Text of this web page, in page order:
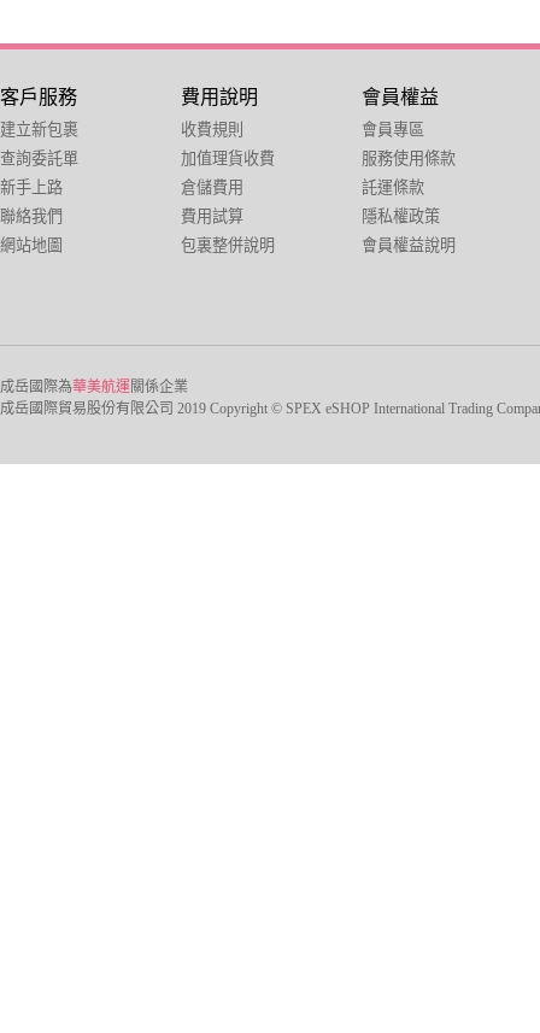
客戶服務
建立新包裹
查詢委託單
新手上路
聯絡我們
網站地圖
費用說明
收費規則
加值理貨收費
倉儲費用
費用試算
包裏整併說明
會員權益
會員專區
服務使用條款
託運條款
隱私權政策
會員權益說明
成岳國際為華美航運關係企業
成岳國際貿易股份有限公司 2019 Copyright © SPEX eSHOP International Trading